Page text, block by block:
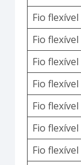
Fio flexível
Fio flexível
Fio flexível
Fio flexível
Fio flexível
Fio flexível
Fio flexível